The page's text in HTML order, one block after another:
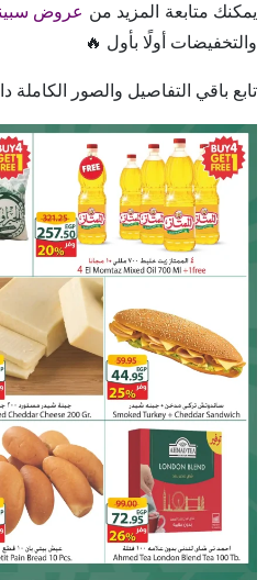
يمكنك متابعة المزيد من عروض
والتخفيضات أولًا بأول 🔥
تابع باقي التفاصيل والصور الكاملة